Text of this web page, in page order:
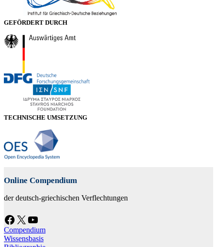
GEFÖRDERT DURCH
TECHNISCHE UMSETZUNG
Online Compendium
der deutsch-griechischen Verflechtungen
Facebook X YouTube
Compendium
Wissensbasis